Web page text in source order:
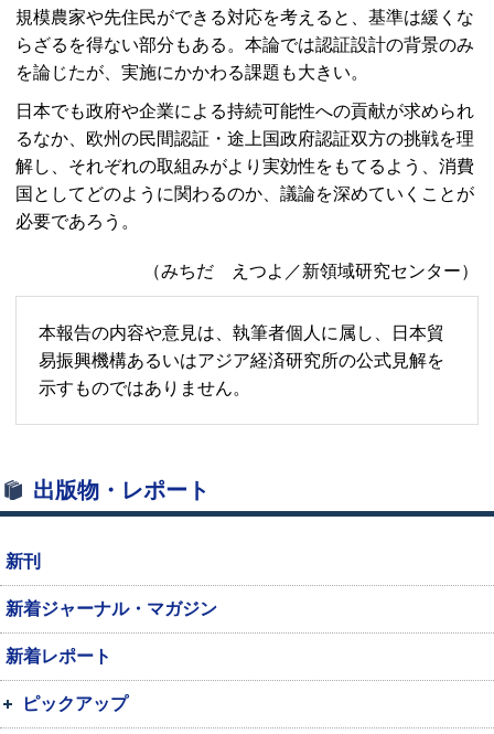
規模農家や先住民ができる対応を考えると、基準は緩くな
らざるを得ない部分もある。本論では認証設計の背景のみ
を論じたが、実施にかかわる課題も大きい。
日本でも政府や企業による持続可能性への貢献が求められ
るなか、欧州の民間認証・途上国政府認証双方の挑戦を理
解し、それぞれの取組みがより実効性をもてるよう、消費
国としてどのように関わるのか、議論を深めていくことが
必要であろう。
（みちだ えつよ／新領域研究センター）
本報告の内容や意見は、執筆者個人に属し、日本貿
易振興機構あるいはアジア経済研究所の公式見解を
示すものではありません。
出版物・レポート
新刊
新着ジャーナル・マガジン
新着レポート
ピックアップ